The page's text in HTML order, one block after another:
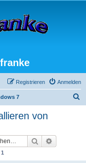
Anmelden
Registrieren
7
von
Suche
1